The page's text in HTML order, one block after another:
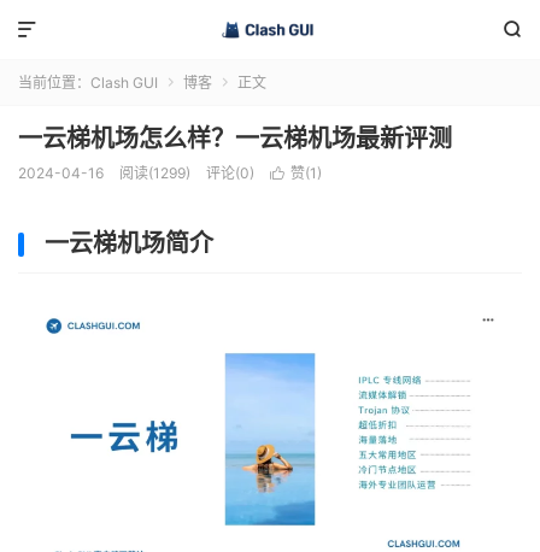


当前位置： Clash GUI  博客  正文
一云梯机场怎么样？一云梯机场最新评测
2024-04-16 阅读(1299) 评论(0)  赞(1 )
一云梯机场简介